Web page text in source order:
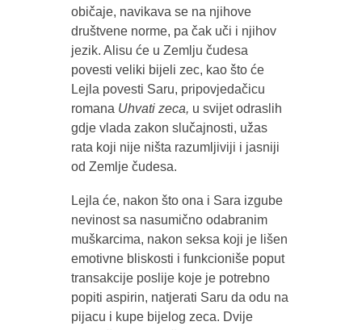
običaje, navikava se na njihove
društvene norme, pa čak uči i njihov
jezik. Alisu će u Zemlju čudesa
povesti veliki bijeli zec, kao što će
Lejla povesti Saru, pripovjedačicu
romana Uhvati zeca, u svijet odraslih
gdje vlada zakon slučajnosti, užas
rata koji nije ništa razumljiviji i jasniji
od Zemlje čudesa.
Lejla će, nakon što ona i Sara izgube
nevinost sa nasumično odabranim
muškarcima, nakon seksa koji je lišen
emotivne bliskosti i funkcioniše poput
transakcije poslije koje je potrebno
popiti aspirin, natjerati Saru da odu na
pijacu i kupe bijelog zeca. Dvije